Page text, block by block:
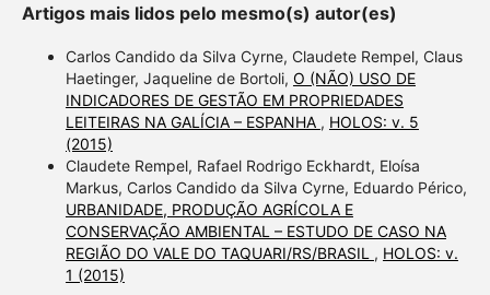
Artigos mais lidos pelo mesmo(s) autor(es)
Carlos Candido da Silva Cyrne, Claudete Rempel, Claus
Haetinger, Jaqueline de Bortoli, O (NÃO) USO DE
INDICADORES DE GESTÃO EM PROPRIEDADES
LEITEIRAS NA GALÍCIA – ESPANHA , HOLOS: v. 5
(2015)
Claudete Rempel, Rafael Rodrigo Eckhardt, Eloísa
Markus, Carlos Candido da Silva Cyrne, Eduardo Périco,
URBANIDADE, PRODUÇÃO AGRÍCOLA E
CONSERVAÇÃO AMBIENTAL – ESTUDO DE CASO NA
REGIÃO DO VALE DO TAQUARI/RS/BRASIL , HOLOS: v.
1 (2015)